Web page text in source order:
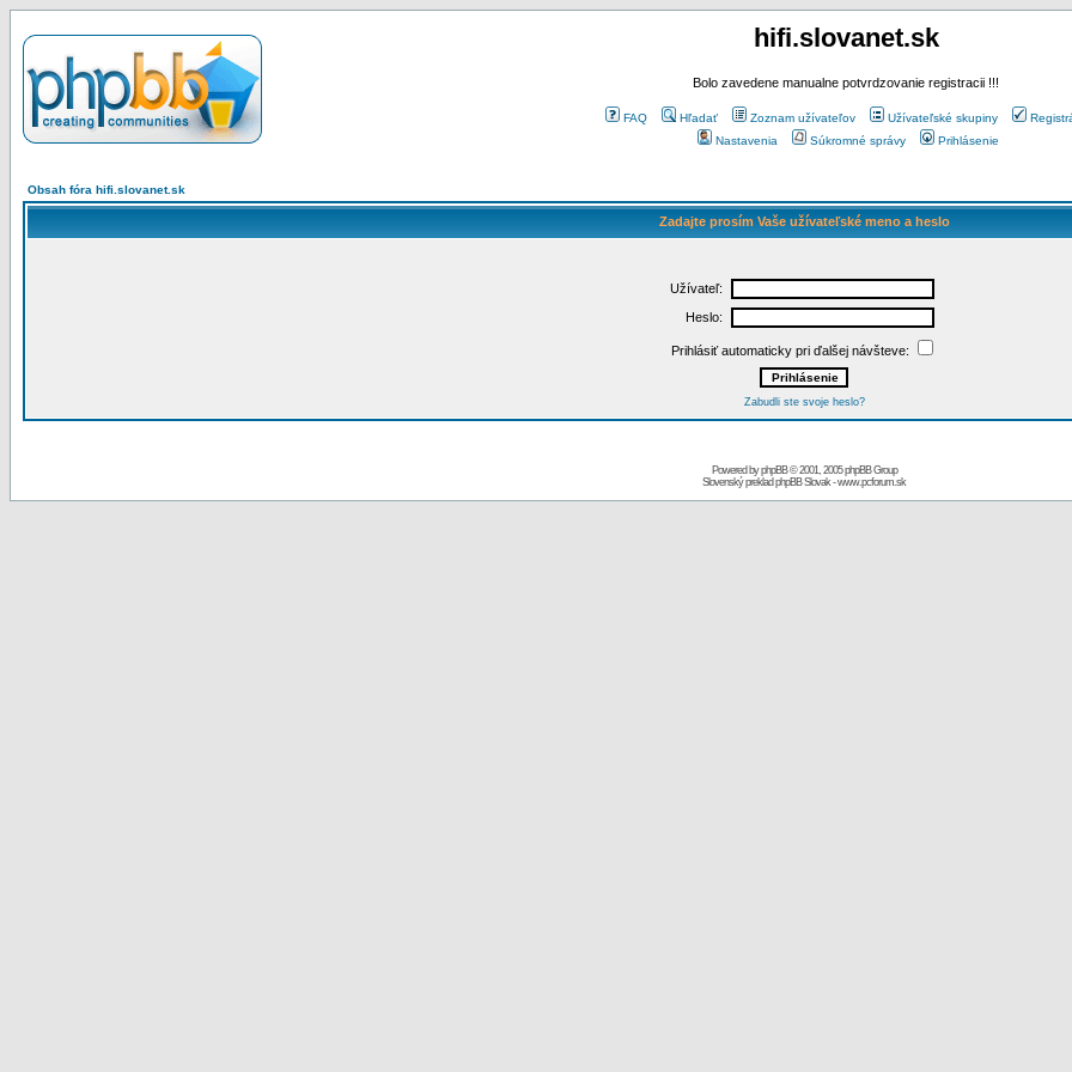
hifi.slovanet.sk
Bolo zavedene manualne potvrdzovanie registracii !!!
FAQ Hľadať Zoznam užívateľov Užívateľské skupiny
Nastavenia
Súkromné správy Prihlásenie
Obsah fóra hifi.slovanet.sk
Zadajte prosím Vaše užívateľské meno a heslo
Užívateľ:
Heslo:
Prihlásiť automaticky pri ďalšej návšteve:
Zabudli ste svoje heslo?
Powered byphpBB© 2001, 2005 phpBB Group
Slovenský preklad phpBB Slovak-www.pcforum.sk